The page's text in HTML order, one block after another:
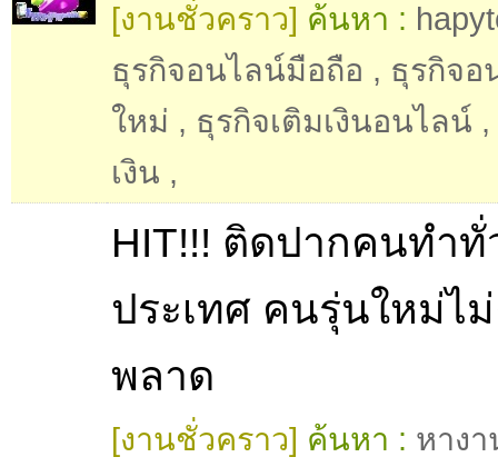
[งานชั่วคราว] ค้นหา :
ธุรกิจอนไลน์มือถือ , ธุรกิจอ
ใหม่ , ธุรกิจเติมเงินอนไลน์ ,
เงิน ,
HIT!!! ติดปากคนทำทั่
ประเทศ คนรุ่นใหม่ไ
พลาด
[งานชั่วคราว] ค้นหา : หาง